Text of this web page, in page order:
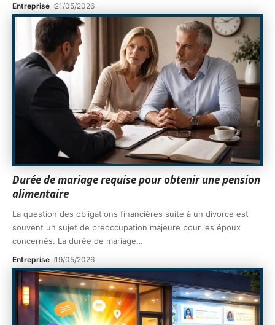
Entreprise 21/05/2026
Durée de mariage requise pour obtenir une pension
alimentaire
La question des obligations financières suite à un divorce est
souvent un sujet de préoccupation majeure pour les époux
concernés. La durée de mariage…
Entreprise 19/05/2026